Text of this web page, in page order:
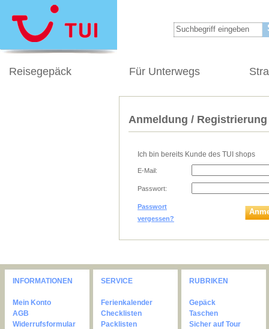
Reisegepäck Für Unterwegs
Anmeldung / Registrierung
Ich bin bereits Kunde des TUI shops
E-Mail:
Passwort:
Passwort
vergessen?
INFORMATIONEN
Mein Konto
AGB
Widerrufsformular
SERVICE
Ferienkalender
Checklisten
Packlisten
RUBRIKEN
Gepäck
Taschen
Sicher auf Tour